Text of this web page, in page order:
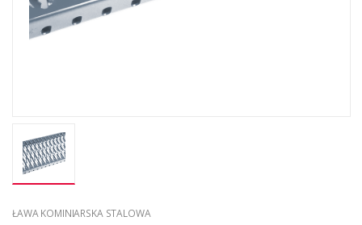
ŁAWA KOMINIARSKA STALOWA